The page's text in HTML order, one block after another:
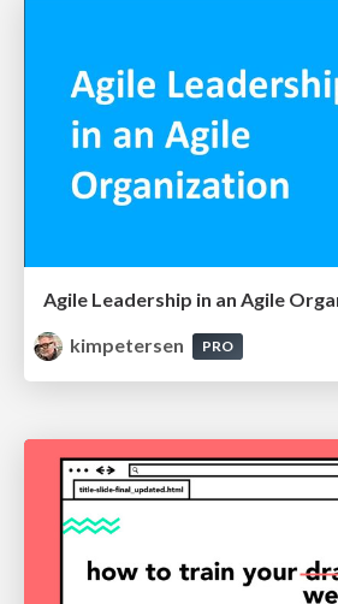
Agile Leadership in an Agile
kimpetersen
PRO